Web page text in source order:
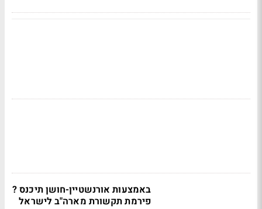
באמצעות אורנשטיין-חושן תיכנס ?
פירמת תקשורת מארה"ב לישראל